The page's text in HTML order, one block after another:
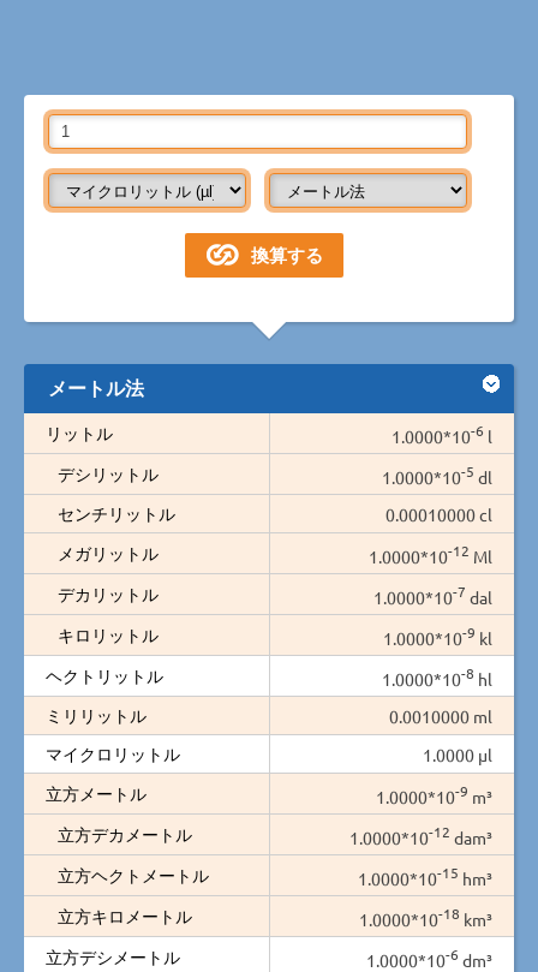
メートル法
リットル 1.0000*10-6 l
デシリットル
1.0000*10-5 dl
センチリットル
0.00010000 cl
メガリットル
1.0000*10-12 Ml
デカリットル
1.0000*10-7 dal
キロリットル
1.0000*10-9 kl
ヘクトリットル
1.0000*10-8 hl
ミリリットル
0.0010000 ml
マイクロリットル
1.0000 µl
立方メートル
1.0000*10-9 m³
立方デカメートル
1.0000*10-12 dam³
立方ヘクトメートル
1.0000*10-15 hm³
立方キロメートル
1.0000*10-18 km³
立方デシメートル
1.0000*10-6 dm³